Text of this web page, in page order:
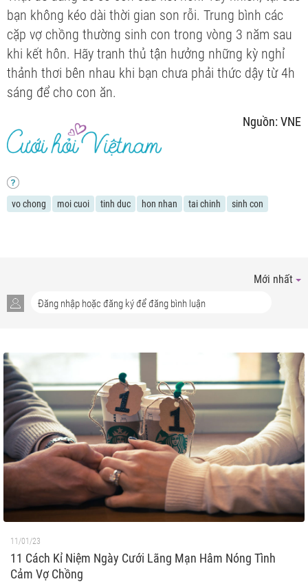
bạn không kéo dài thời gian son rỗi. Trung bình các
cặp vợ chồng thường sinh con trong vòng 3 năm sau
khi kết hôn. Hãy tranh thủ tận hưởng những kỳ nghỉ
thảnh thơi bên nhau khi bạn chưa phải thức dậy từ 4h
sáng để cho con ăn.
Nguồn: VNE
vo chong moi cuoi tinh duc hon nhan tai chinh sinh con
Mới nhất
11/01/23
11 Cách Kỉ Niệm Ngày Cưới Lãng Mạn Hâm Nóng Tình
Cảm Vợ Chồng